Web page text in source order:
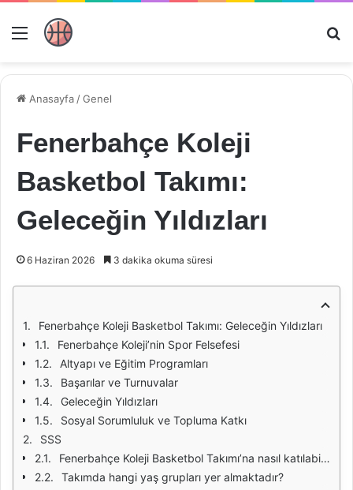
Menü
Anasayfa /Genel
Fenerbahçe Koleji
Basketbol Takımı:
Geleceğin Yıldızları
6 Haziran 2026 3 dakika okuma süresi
Fenerbahçe Koleji Basketbol Takımı: Geleceğin Yıldızları
Fenerbahçe Koleji’nin Spor Felsefesi
Altyapı ve Eğitim Programları
Başarılar ve Turnuvalar
Geleceğin Yıldızları
Sosyal Sorumluluk ve Topluma Katkı
SSS
Fenerbahçe Koleji Basketbol Takımı’na nasıl katılabilirim?
Takımda hangi yaş grupları yer almaktadır?